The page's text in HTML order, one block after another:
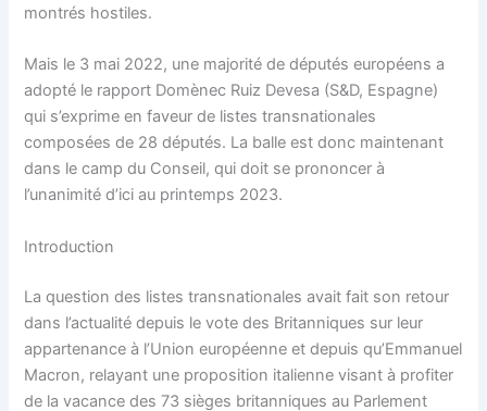
montrés hostiles.
Mais le 3 mai 2022, une majorité de députés européens a
adopté le rapport Domènec Ruiz Devesa (S&D, Espagne)
qui s’exprime en faveur de listes transnationales
composées de 28 députés. La balle est donc maintenant
dans le camp du Conseil, qui doit se prononcer à
l’unanimité d’ici au printemps 2023.
Introduction
La question des listes transnationales avait fait son retour
dans l’actualité depuis le vote des Britanniques sur leur
appartenance à l’Union européenne et depuis qu’Emmanuel
Macron, relayant une proposition italienne visant à profiter
de la vacance des 73 sièges britanniques au Parlement